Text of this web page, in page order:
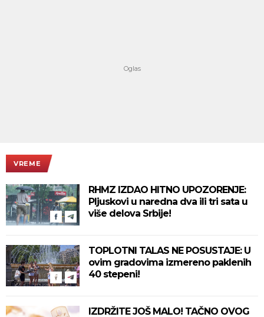
VREME
RHMZ IZDAO HITNO UPOZORENJE:
Pljuskovi u naredna dva ili tri sata u
više delova Srbije!
TOPLOTNI TALAS NE POSUSTAJE: U
ovim gradovima izmereno paklenih
40 stepeni!
IZDRŽITE JOŠ MALO! TAČNO OVOG